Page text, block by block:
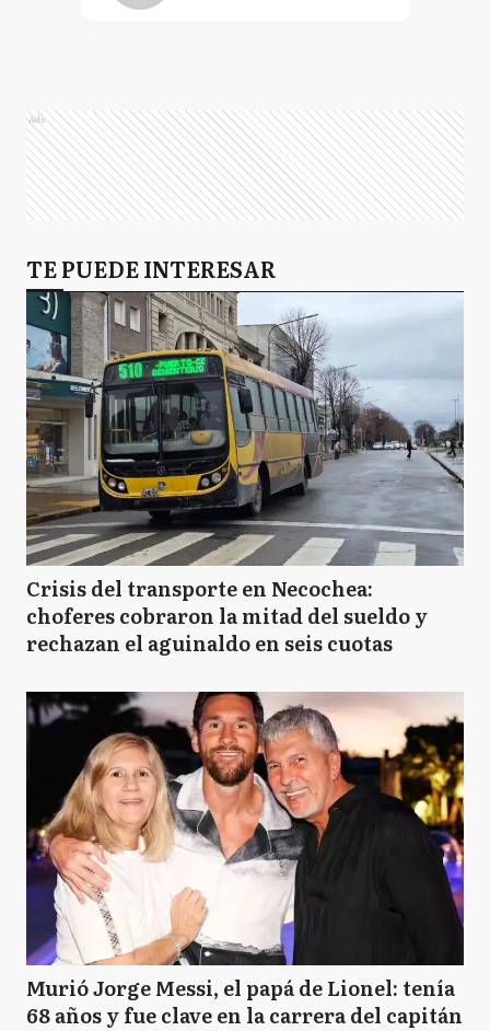
SF San Fernando
BA Buenos Aires
Ads
TE PUEDE INTERESAR
Crisis del transporte en Necochea:
choferes cobraron la mitad del sueldo y
rechazan el aguinaldo en seis cuotas
Murió Jorge Messi, el papá de Lionel: tenía
68 años y fue clave en la carrera del capitán